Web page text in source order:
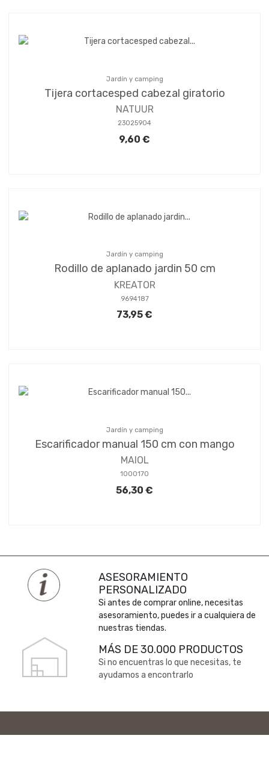
Jardín y camping
Tijera cortacesped cabezal giratorio
NATUUR
23025904
9,60 €
Jardín y camping
Rodillo de aplanado jardin 50 cm
KREATOR
9694187
73,95 €
Jardín y camping
Escarificador manual 150 cm con mango
MAIOL
1000170
56,30 €
ASESORAMIENTO
PERSONALIZADO
Si antes de comprar online, necesitas
asesoramiento, puedes ir a cualquiera de
nuestras tiendas.
MÁS DE 30.000 PRODUCTOS
Si no encuentras lo que necesitas, te
ayudamos a encontrarlo